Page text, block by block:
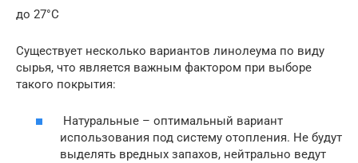
до 27°С
Существует несколько вариантов линолеума по виду
сырья, что является важным фактором при выборе
такого покрытия:
Натуральные – оптимальный вариант
использования под систему отопления. Не будут
выделять вредных запахов, нейтрально ведут